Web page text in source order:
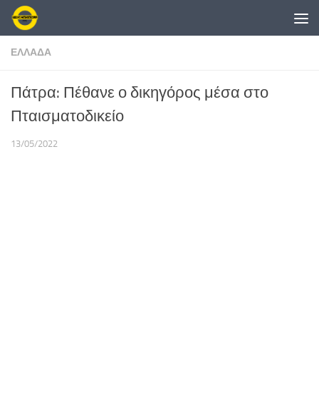
Skip to content
ΕΛΛΑΔΑ
Πάτρα: Πέθανε ο δικηγόρος μέσα στο
Πταισματοδικείο
13/05/2022